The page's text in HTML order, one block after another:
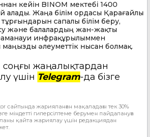
кейін BINOM мектебі 1400
алады. Жаңа білім ордасы Қарағайлы
сапалы білім беру,
және балалардың жан-жақты
инфрақұрылыммен
маңызды әлеуметтік нысан болмақ.
соңғы жаңалықтардан
үшін Telegram-да бізге
сайтында жарияланған мақаладағы тек 30%
міндетті гиперсілтеме берумен пайдалануға
қайта жариялау үшін редакциядан